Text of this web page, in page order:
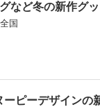
など冬の新作グ
全国
ピーデザインの